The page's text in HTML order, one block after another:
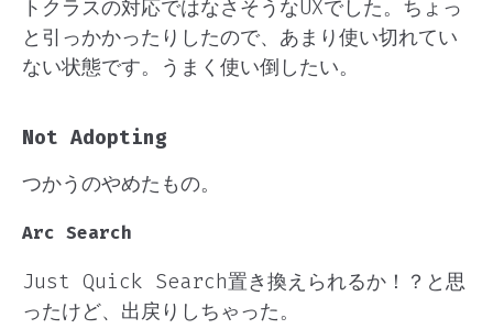
トクラスの対応ではなさそうなUXでした。ちょっ
と引っかかったりしたので、あまり使い切れてい
ない状態です。うまく使い倒したい。
Not Adopting
つかうのやめたもの。
Arc Search
Just Quick Search置き換えられるか！？と思
ったけど、出戻りしちゃった。